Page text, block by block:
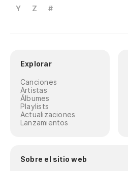
Y
Z #
Explorar
Canciones
Artistas
Álbumes
Playlists
Actualizaciones
Lanzamientos
Sobre el sitio web